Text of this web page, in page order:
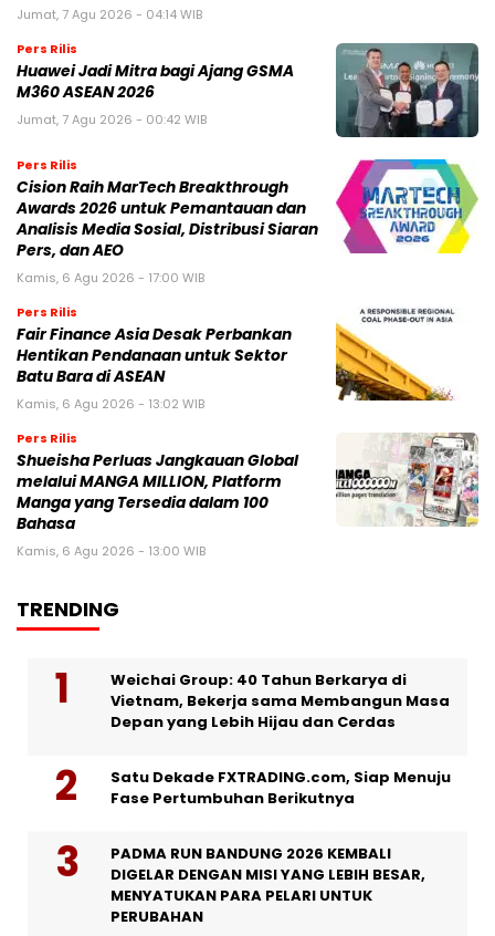
Jumat, 7 Agu 2026 - 04:14 WIB
Pers Rilis
Huawei Jadi Mitra bagi Ajang GSMA
M360 ASEAN 2026
Jumat, 7 Agu 2026 - 00:42 WIB
Pers Rilis
Cision Raih MarTech Breakthrough
Awards 2026 untuk Pemantauan dan
Analisis Media Sosial, Distribusi Siaran
Pers, dan AEO
Kamis, 6 Agu 2026 - 17:00 WIB
Pers Rilis
Fair Finance Asia Desak Perbankan
Hentikan Pendanaan untuk Sektor
Batu Bara di ASEAN
Kamis, 6 Agu 2026 - 13:02 WIB
Pers Rilis
Shueisha Perluas Jangkauan Global
melalui MANGA MILLION, Platform
Manga yang Tersedia dalam 100
Bahasa
Kamis, 6 Agu 2026 - 13:00 WIB
TRENDING
Weichai Group: 40 Tahun Berkarya di
Vietnam, Bekerja sama Membangun Masa
Depan yang Lebih Hijau dan Cerdas
Satu Dekade FXTRADING.com, Siap Menuju
Fase Pertumbuhan Berikutnya
PADMA RUN BANDUNG 2026 KEMBALI
DIGELAR DENGAN MISI YANG LEBIH BESAR,
MENYATUKAN PARA PELARI UNTUK
PERUBAHAN